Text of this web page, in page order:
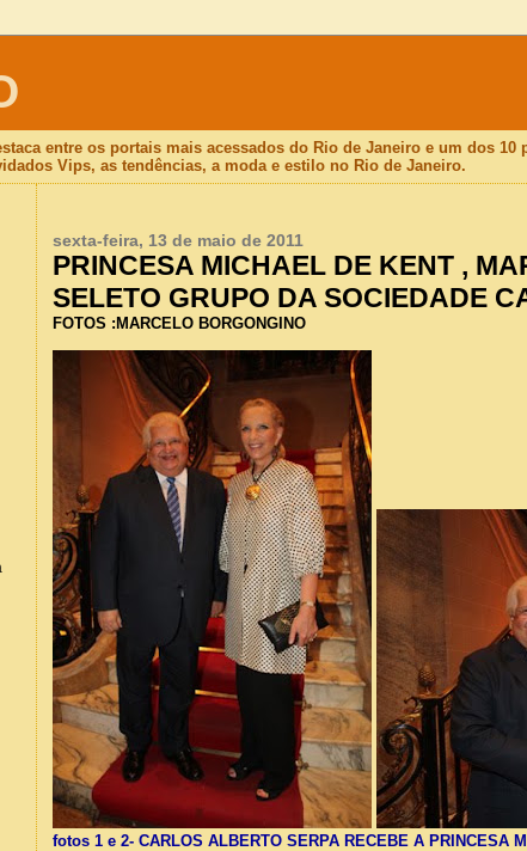
entre os portais mais acessados do Rio de Janeiro e um dos
Vips, as tendências, a moda e estilo no Rio de Janeiro.
sexta-feira, 13 de maio de 2011
PRINCESA MICHAEL DE KENT ,
SELETO GRUPO DA SOCIEDADE
FOTOS :MARCELO BORGONGINO
fotos 1 e 2- CARLOS ALBERTO SERPA RECEBE A PRINCESA